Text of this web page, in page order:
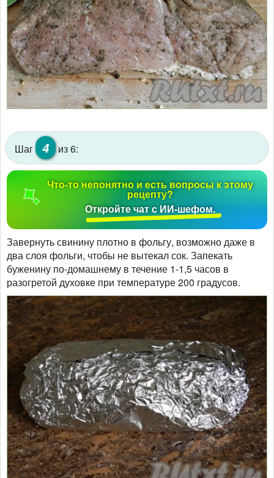
Шаг 4 из 6:
Что-то непонятно и есть вопросы к этому
рецепту?
Откройте чат с ИИ-шефом.
Завернуть свинину плотно в фольгу, возможно даже в
два слоя фольги, чтобы не вытекал сок. Запекать
буженину по-домашнему в течение 1-1,5 часов в
разогретой духовке при температуре 200 градусов.